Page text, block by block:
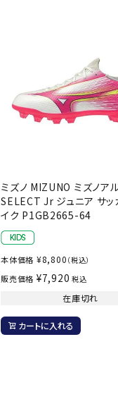
その他アクセサリ
ウォーキ
ウィメンズウォ
その他アクセサリ
ミズノ MIZUNO ミズノア
SELECT Jr ジュニア サッ
イク P1GB2665-64
本体価格 ¥8,800 （税込）
販売価格 ¥7,920 税込
在庫切れ
カートに入れる